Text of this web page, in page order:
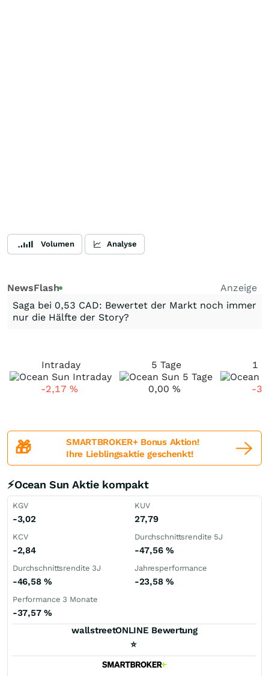
Volumen Analyse
NewsFlash
Anzeige
Saga bei 0,53 CAD: Bewertet der Markt noch immer
nur die Hälfte der Story?
Intraday
-2,17 %
5 Tage
0,00 %
1
-
🎁
SMARTBROKER+ Bonus Aktion!
Ihre Lieblingsaktie geschenkt!
⚡Ocean Sun Aktie kompakt
KGV
-3,02
KUV
27,79
KCV
-2,84
Durchschnittsrendite 5J
-47,56 %
Durchschnittsrendite 3J
-46,58 %
Jahresperformance
-23,58 %
Performance 3 Monate
-37,57 %
wallstreetONLINE Bewertung
⭐